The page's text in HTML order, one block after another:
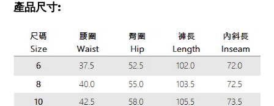
產品尺寸: